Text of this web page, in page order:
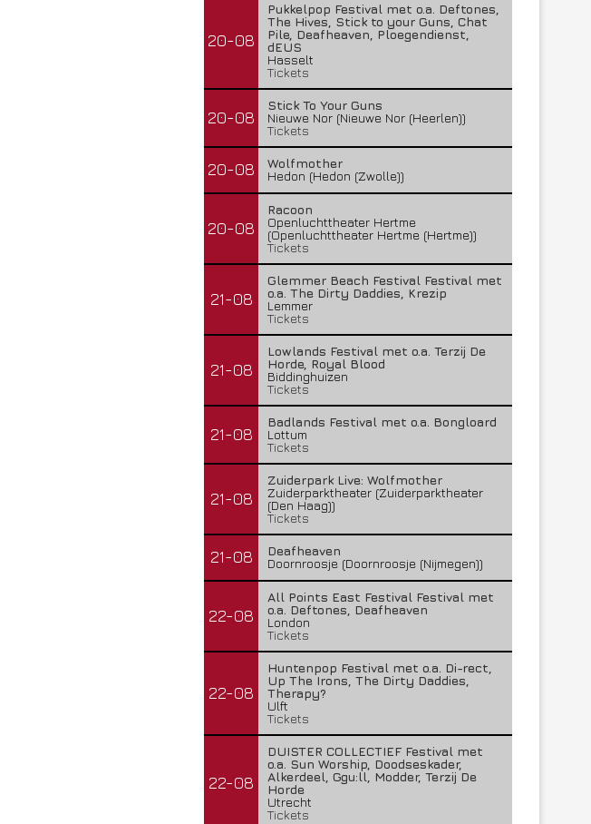
20-08
Pukkelpop Festival met o.a. Deftones,
The Hives, Stick to your Guns, Chat
Pile, Deafheaven, Ploegendienst,
dEUS
Hasselt
Tickets
20-08
Stick To Your Guns
Nieuwe Nor (Nieuwe Nor (Heerlen))
Tickets
20-08
Wolfmother
Hedon (Hedon (Zwolle))
20-08
Racoon
Openluchttheater Hertme
(Openluchttheater Hertme (Hertme))
Tickets
21-08
Glemmer Beach Festival Festival met
o.a. The Dirty Daddies, Krezip
Lemmer
Tickets
21-08
Lowlands Festival met o.a. Terzij De
Horde, Royal Blood
Biddinghuizen
Tickets
21-08
Badlands Festival met o.a. Bongloard
Lottum
Tickets
21-08
Zuiderpark Live: Wolfmother
Zuiderparktheater (Zuiderparktheater
(Den Haag))
Tickets
21-08
Deafheaven
Doornroosje (Doornroosje (Nijmegen))
22-08
All Points East Festival Festival met
o.a. Deftones, Deafheaven
London
Tickets
22-08
Huntenpop Festival met o.a. Di-rect,
Up The Irons, The Dirty Daddies,
Therapy?
Ulft
Tickets
22-08
DUISTER COLLECTIEF Festival met
o.a. Sun Worship, Doodseskader,
Alkerdeel, Ggu:ll, Modder, Terzij De
Horde
Utrecht
Tickets